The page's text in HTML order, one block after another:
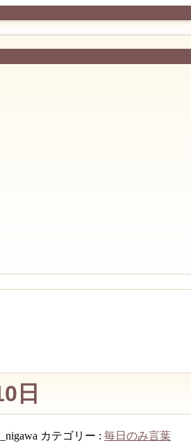
日
カテゴリー : 毎日のみ言葉